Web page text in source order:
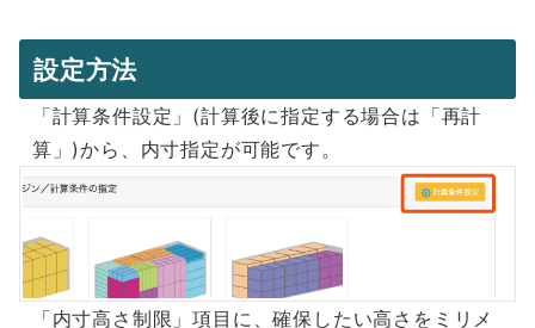
設定方法
「計算条件設定」(計算後に指定する場合は「再計
算」)から、内寸指定が可能です。
「内寸高さ制限」項目に、確保したい高さをミリメ